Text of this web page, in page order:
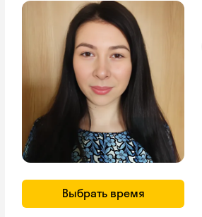
Выбрать время